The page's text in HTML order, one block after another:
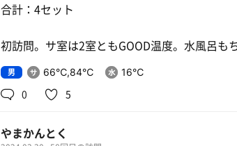
合計：4セット
初訪問。サ室は2室ともGOOD温度。水風呂も
男 66℃,84℃ 16℃
0 5
やまかんとく